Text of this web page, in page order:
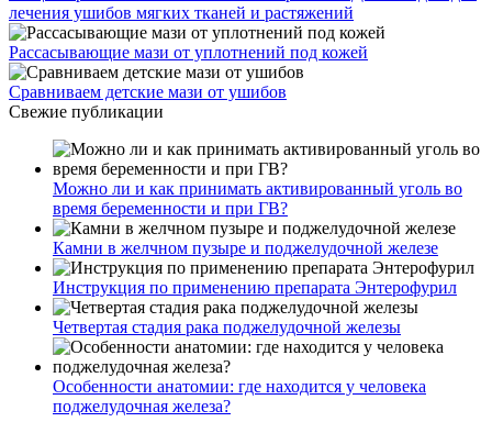
лечения ушибов мягких тканей и растяжений
Рассасывающие мази от уплотнений под кожей
Сравниваем детские мази от ушибов
Свежие публикации
Можно ли и как принимать активированный уголь во
время беременности и при ГВ?
Камни в желчном пузыре и поджелудочной железе
Инструкция по применению препарата Энтерофурил
Четвертая стадия рака поджелудочной железы
Особенности анатомии: где находится у человека
поджелудочная железа?